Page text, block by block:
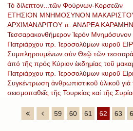
Τό δίλεπτον...τῶν Φούρνων-Κορσεῶν
ΕΤΗΣΙΟΝ ΜΝΗΜΟΣΥΝΟΝ
ΑΡΧΙΜΑΝΔΡΙΤΟΥ π. ΑΝΔΡΕΑ
Τεσσαρακονθήμερον Ἱερόν Μνημόσυνον
Πατριάρχου πρ. Ἱεροσολύμων κυροῦ
Συμπληρουμένων σύν Θεῷ τῶν
ἀπό τῆς πρός Κύριον ἐκδημίας τοῦ
Πατριάρχου πρ. Ἱεροσολύμων κυροῦ
Συγκέντρωση ἀνθρωπιστικοῦ ὑλικοῦ γιά
σεισμοπαθεῖς τῆς Τουρκίας καί τῆς
59 60 61 62 63